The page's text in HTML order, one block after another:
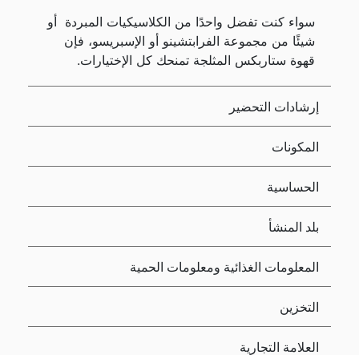
سواء كنت تفضل واحدًا من الكلاسيكيات المبردة أو
شيئًا من مجموعة الفرابتشينو أو الإسبريسو، فإن
قهوة ستاربكس المثلجة تمنحك كل الإختيارات.
إرشادات التحضير
المكونات
الحساسية
بلد المنشأ
المعلومات الغذائية ومعلومات الحمية
التخزين
العلامة التجارية